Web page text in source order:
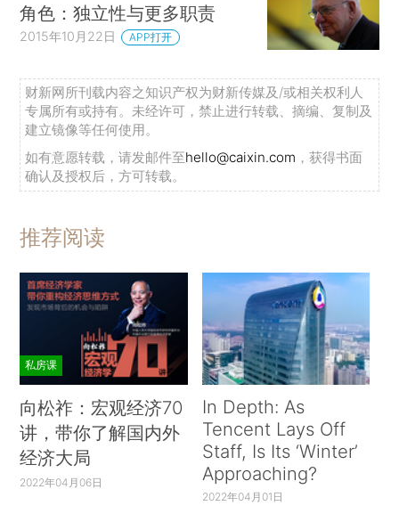
角色：独立性与更多职责
2015年10月22日 APP打开
财新网所刊载内容之知识产权为财新传媒及/或相关权利人
专属所有或持有。未经许可，禁止进行转载、摘编、复制及
建立镜像等任何使用。
如有意愿转载，请发邮件至hello@caixin.com ，获得书面
确认及授权后，方可转载。
推荐阅读
私房课
向松祚：宏观经济70
讲，带你了解国内外
经济大局
2022年04月06日
In Depth: As
Tencent Lays Off
Staff, Is Its ‘Winter’
Approaching?
2022年04月01日